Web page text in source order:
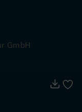
GmbH